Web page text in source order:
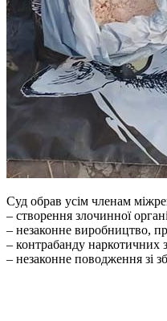
Суд обрав усім членам
– створення злочинної
– незаконне виробництво,
– контрабанду наркотичних
– незаконне поводження зі